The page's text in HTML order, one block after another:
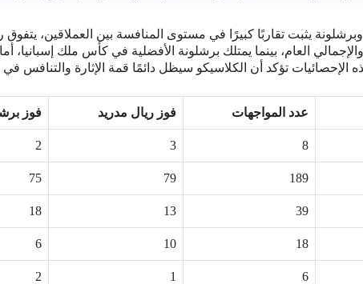
يثبت تقاربًا كبيرًا في مستوى المنافسة بين العملاقين،
والإجمالي العام، بينما يمتلك برشلونة الأفضلية في كأس ملك إسبانيا،
الإحصائيات تؤكد أن الكلاسيكو سيظل دائمًا قمة الإثارة والتنافس
عدد المواجهات فوز ريال مدريد فوز
8
3
2
189
79
75
39
13
18
18
10
6
6
1
2